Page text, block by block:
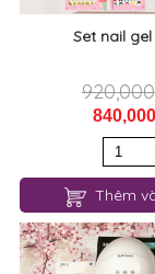
Set nail
Thêm